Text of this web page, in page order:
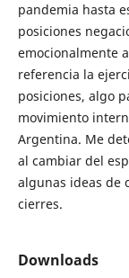
pandemia hasta
posiciones
emocionalmente
referencia la
posiciones, algo
movimiento
Argentina. Me
al cambiar del
algunas ideas de
cierres.
Downloads